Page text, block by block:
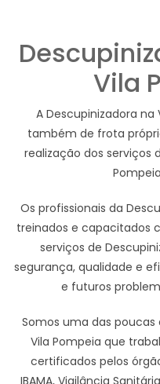
Vila
A Descupinizadora na
também de frota
realização dos serviços
Os profissionais da
treinados e capacitados
serviços de
segurança, qualidade e
e futuros
Somos uma das poucas
Vila Pompeia que
certificados pelos
IBAMA, Vigilância